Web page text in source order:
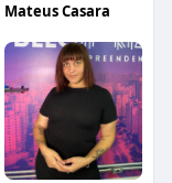
Mateus Casara